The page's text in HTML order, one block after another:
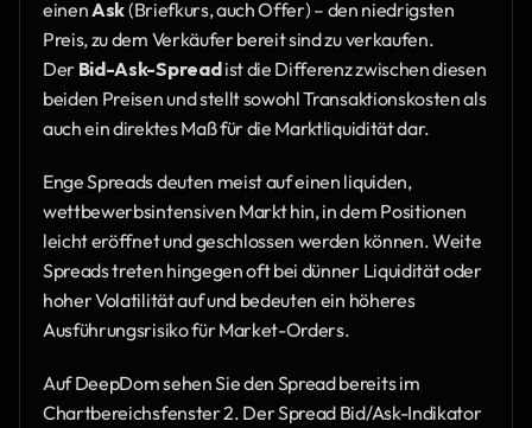
einen Ask (Briefkurs, auch Offer) – den niedrigsten
Preis, zu dem Verkäufer bereit sind zu verkaufen.
Der Bid-Ask-Spread ist die Differenz zwischen diesen
beiden Preisen und stellt sowohl Transaktionskosten als
auch ein direktes Maß für die Marktliquidität dar.
Enge Spreads deuten meist auf einen liquiden,
wettbewerbsintensiven Markt hin, in dem Positionen
leicht eröffnet und geschlossen werden können. Weite
Spreads treten hingegen oft bei dünner Liquidität oder
hoher Volatilität auf und bedeuten ein höheres
Ausführungsrisiko für Market-Orders.
Auf DeepDom sehen Sie den Spread bereits im
Chartbereichsfenster 2. Der Spread Bid/Ask-Indikator